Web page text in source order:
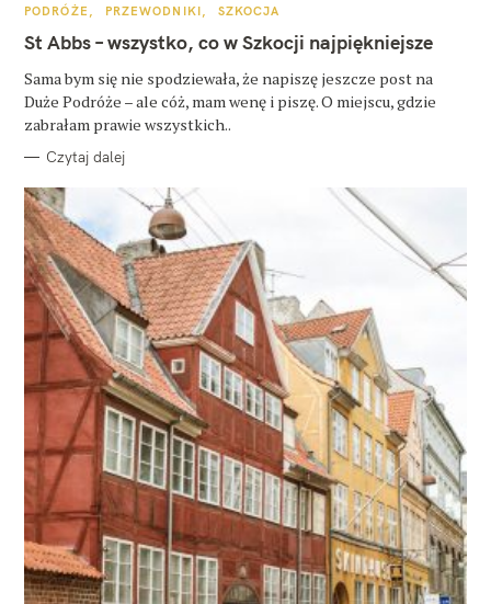
K
T
E
O
R
I
PODRÓŻE PRZEWODNIKI SZKOCJA
St Abbs – wszystko, co w Szkocji najpiękniejsze
Sama bym się nie spodziewała, że napiszę jeszcze post na
Duże Podróże – ale cóż, mam wenę i piszę. O miejscu, gdzie
zabrałam prawie wszystkich..
Czytaj dalej